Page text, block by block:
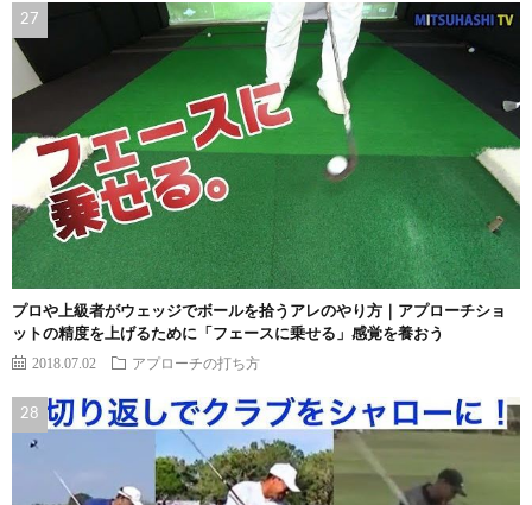
プロや上級者がウェッジでボールを拾うアレのやり方｜アプローチショ
ットの精度を上げるために「フェースに乗せる」感覚を養おう
2018.07.02 アプローチの打ち方